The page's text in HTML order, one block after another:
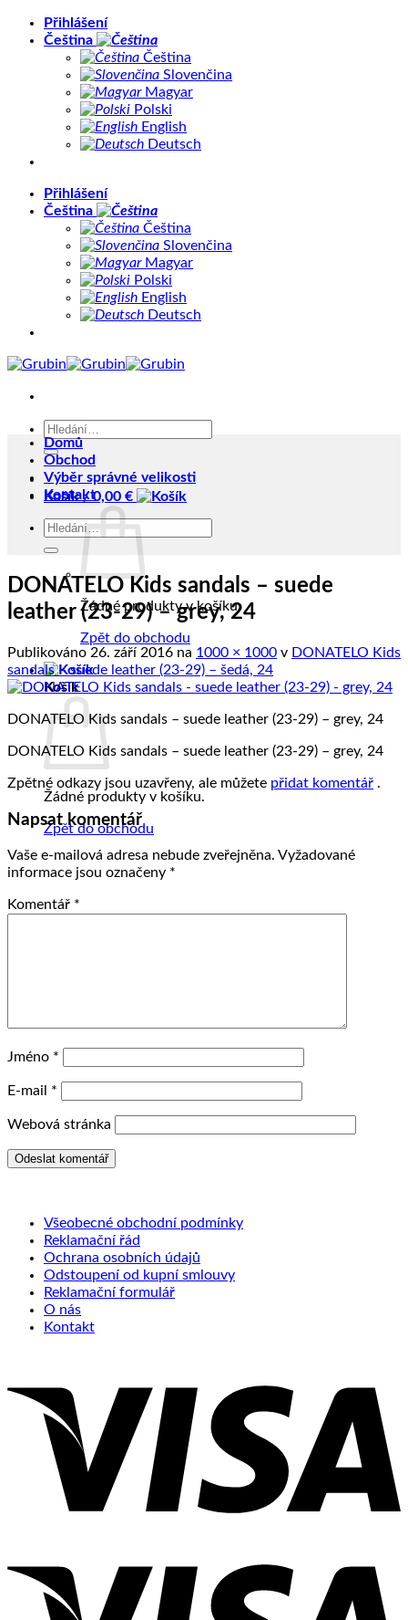
PřeskočitPřihlášení
Čeština
Čeština
Slovenčina
Magyar
Polski
English
Deutsch
Přihlášení
Čeština
Čeština
Slovenčina
Magyar
Polski
English
Deutsch
Hledat:
Košík /0,00 €
Žádné produkty v košíku.
Zpět do obchodu
Košík
Žádné produkty v košíku.
Zpět do obchodu
Domů
Obchod
Výběr správné velikosti
Kontakt
Hledat:
DONATELO Kids sandals – suede
leather (23-29) – grey, 24
Publikováno 26. září 2016 na 1000 × 1000 v DONATELO Kids
sandals – suede leather (23-29) – šedá, 24
DONATELO Kids sandals – suede leather (23-29) – grey, 24
DONATELO Kids sandals – suede leather (23-29) – grey, 24
Zpětné odkazy jsou uzavřeny, ale můžete přidat komentář .
Napsat komentář
Vaše e-mailová adresa nebude zveřejněna. Vyžadované
informace jsou označeny *
Komentář *
Jméno *
E-mail *
Webová stránka
Všeobecné obchodní podmínky
Reklamační řád
Ochrana osobních údajů
Odstoupení od kupní smlouvy
Reklamační formulář
O nás
Kontakt